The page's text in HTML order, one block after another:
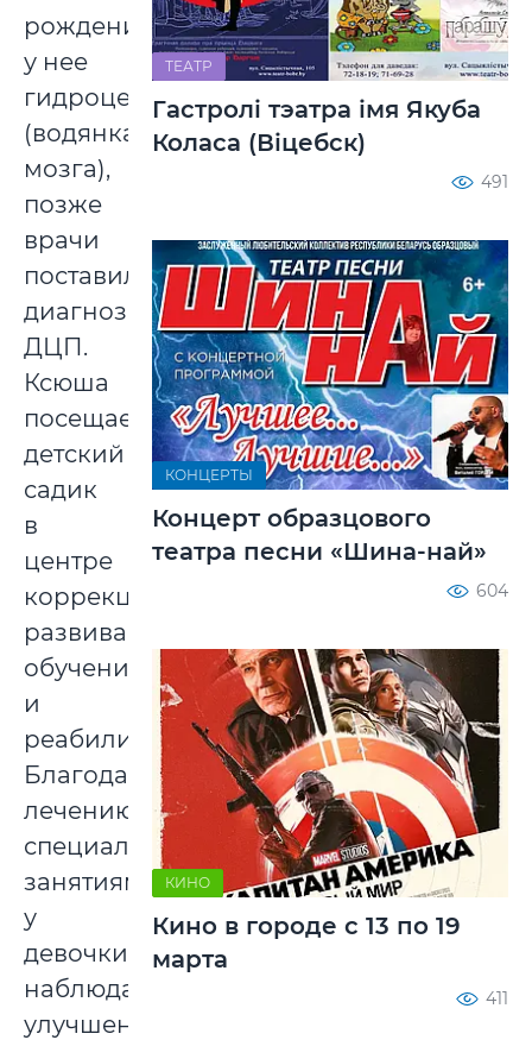
рождения
у нее
гидроцефалия
(водянка
мозга),
позже
врачи
поставили
диагноз
ДЦП.
Ксюша
посещает
детский
садик
в
центре
коррекционно-
развивающего
обучения
и
реабилитации.
Благодаря
лечению,
специальным
занятиям
у
девочки
наблюдаются
улучшения
ТЕАТР
Гастролі тэатра імя Якуба
Коласа (Віцебск)
491
КОНЦЕРТЫ
Концерт образцового
театра песни «Шина-най»
604
КИНО
Кино в городе с 13 по 19
марта
411